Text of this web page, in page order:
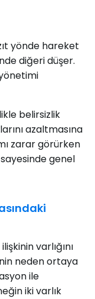
yönde hareket
diğeri düşer.
belirsizlik
azaltmasına
zarar görürken
genel
varlığını
neden ortaya
ile
iki varlık